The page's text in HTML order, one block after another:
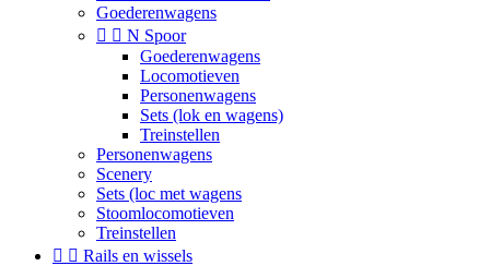
Goederenwagens
  N Spoor
Goederenwagens
Locomotieven
Personenwagens
Sets (lok en wagens)
Treinstellen
Personenwagens
Scenery
Sets (loc met wagens
Stoomlocomotieven
Treinstellen
  Rails en wissels